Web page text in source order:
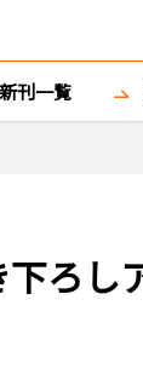
新刊一覧
ろし